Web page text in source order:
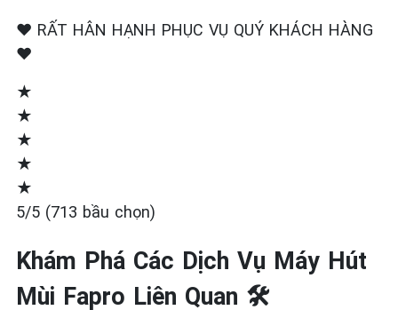
❤️ RẤT HÂN HẠNH PHỤC VỤ QUÝ KHÁCH HÀNG
❤️
★
★
★
★
★
5/5 (713 bầu chọn)
Khám Phá Các Dịch Vụ Máy Hút
Mùi Fapro Liên Quan 🛠️